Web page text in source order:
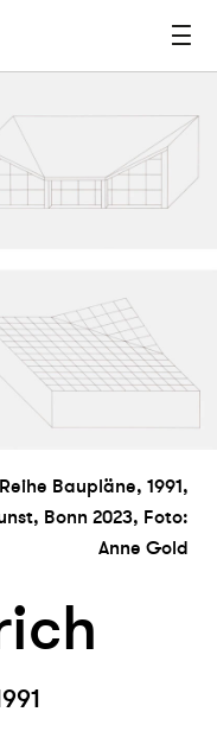
Baupläne, 1991,
Bonn 2023, Foto:
Anne Gold